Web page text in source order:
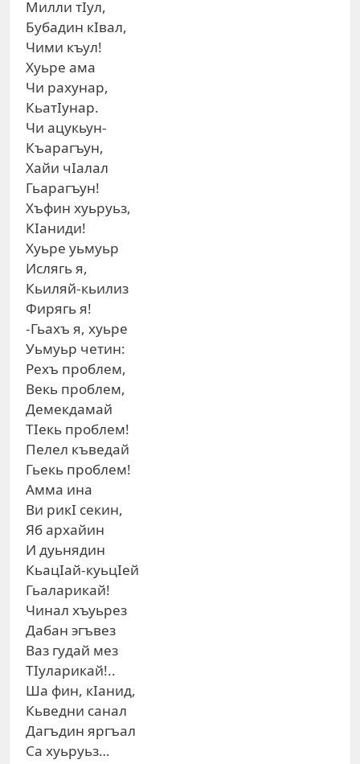
Милли тIул,
Бубадин кIвал,
Чими къул!
Хуьре ама
Чи рахунар,
КьатIунар.
Чи ацукьун-
Къарагъун,
Хайи чIалал
Гьарагъун!
Хъфин хуьруьз,
КIаниди!
Хуьре уьмуьр
Ислягь я,
Кьиляй-кьилиз
Фирягь я!
-Гьахъ я, хуьре
Уьмуьр четин:
Рехъ проблем,
Векь проблем,
Демекдамай
ТIекь проблем!
Пелел къведай
Гьекь проблем!
Амма ина
Ви рикI секин,
Яб архайин
И дуьнядин
КьацIай-куьцIей
Гьаларикай!
Чинал хъуьрез
Дабан эгъвез
Ваз гудай мез
ТIуларикай!..
Ша фин, кIанид,
Кьведни санал
Дагъдин яргъал
Са хуьруьз…